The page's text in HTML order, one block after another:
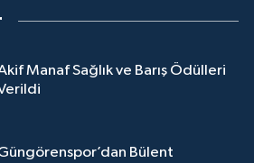
Manaf Sağlık ve Barış Ödülleri
Bülent